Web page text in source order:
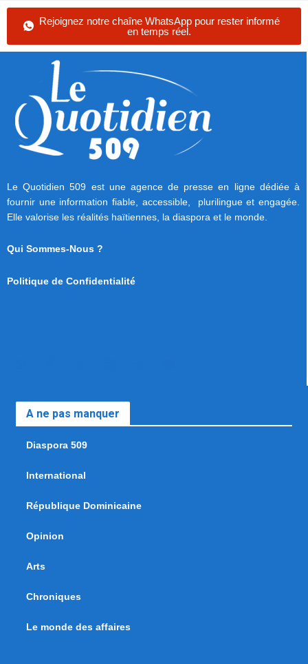
Rejoignez notre chaîne WhatsApp pour rester informé
en temps réel.
Le Quotidien 509 est une agence de presse en ligne dédiée à
fournir une information fiable, accessible, plurilingue et engagée.
Elle valorise les réalités haïtiennes, la diaspora et le monde.
Qui Sommes-Nous ?
Politique de Confidentialité
A ne pas manquer
Diaspora 509
International
République Dominicaine
Opinion
Arts
Chroniques
Le monde des affaires